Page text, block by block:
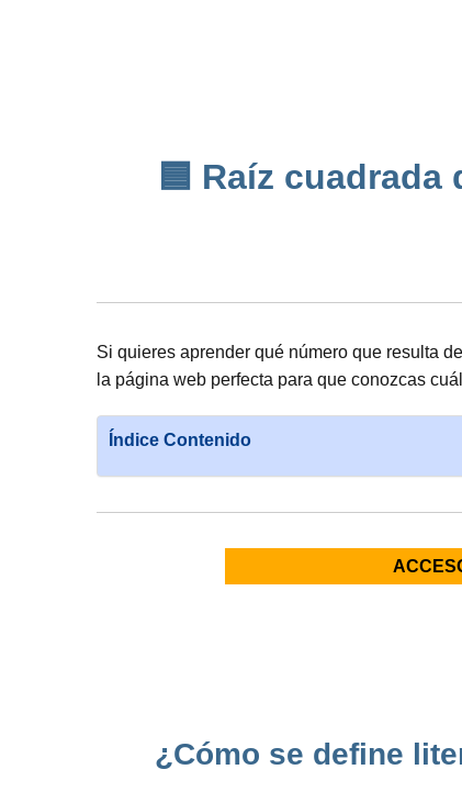
🟦 Raíz
Si quieres aprender qué número que resulta
la página web perfecta para que conozcas
Índice Contenido
¿Cómo se define